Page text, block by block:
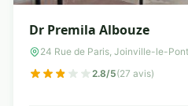
Dr Premila Albouze
24 Rue de Paris, Joinville-le-
2.8/5(27 avis)